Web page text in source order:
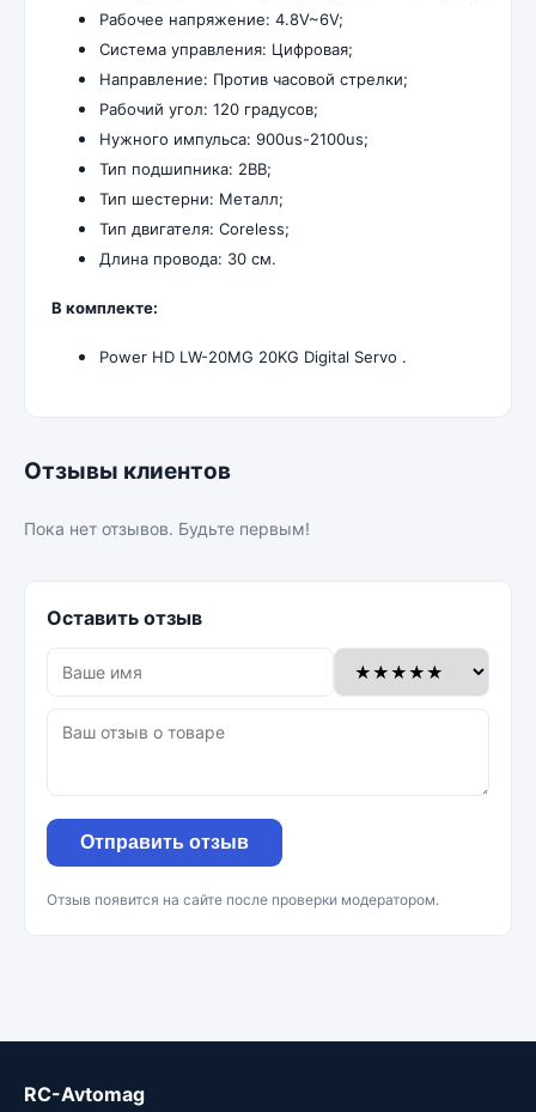
Рабочее напряжение: 4.8V~6V;
Система управления: Цифровая;
Направление: Против часовой стрелки;
Рабочий угол: 120 градусов;
Нужного импульса: 900us-2100us;
Тип подшипника: 2BB;
Тип шестерни: Металл;
Тип двигателя: Coreless;
Длина провода: 30 см.
В комплекте:
Power HD LW-20MG 20KG Digital Servo .
Отзывы клиентов
Пока нет отзывов. Будьте первым!
Оставить отзыв
Отправить отзыв
Отзыв появится на сайте после проверки модератором.
RC-Avtomag